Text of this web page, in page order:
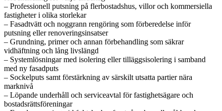
– Professionell putsning på flerbostadshus, villor och kommersiella
fastigheter i olika storlekar
– Fasadtvätt och noggrann rengöring som förberedelse inför
putsning eller renoveringsinsatser
– Grundning, primer och annan förbehandling som säkrar
vidhäftning och lång livslängd
– Systemlösningar med isolering eller tilläggsisolering i samband
med ny fasadputs
– Sockelputs samt förstärkning av särskilt utsatta partier nära
marknivå
– Löpande underhåll och serviceavtal för fastighetsägare och
bostadsrättsföreningar